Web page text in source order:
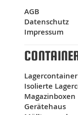
AGB
Datenschutz
Impressum
Isolierte
Magazinboxen
Gerätehaus